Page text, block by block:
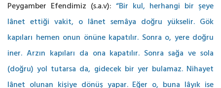
Peygamber Efendimiz (s.a.v): “Bir kul, herhangi bir şeye
lânet ettiği vakit, o lânet semâya doğru yükselir. Gök
kapıları hemen onun önüne kapatılır. Sonra o, yere doğru
iner. Arzın kapıları da ona kapatılır. Sonra sağa ve sola
(doğru) yol tutarsa da, gidecek bir yer bulamaz. Nihayet
lânet olunan kişiye dönüş yapar. Eğer o, buna lâyık ise